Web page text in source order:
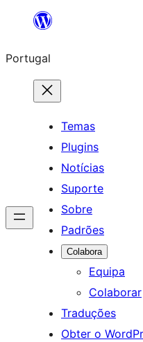
Saltar
o
conteúdo
Portugal
Temas
Plugins
Notícias
Suporte
Sobre
Padrões
Colabora
Equipa
Colaborar
Traduções
Obter o